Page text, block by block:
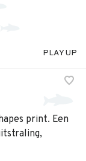
PLAY UP
print. Een